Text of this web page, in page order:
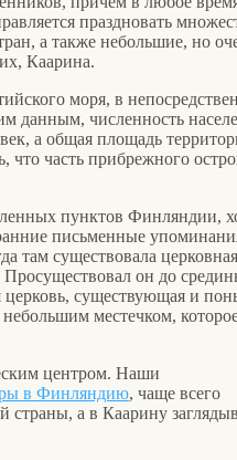
праздновать
а также небольшие, но
Каарина.
моря, в
данным, численность
а общая площадь
что часть прибрежного
пунктов Финляндии,
письменные
там существовала церковная
он до
церковь, существующая и
местечком,
центром. Наши
в Финляндию, чаще всего
страны, а в Каарину